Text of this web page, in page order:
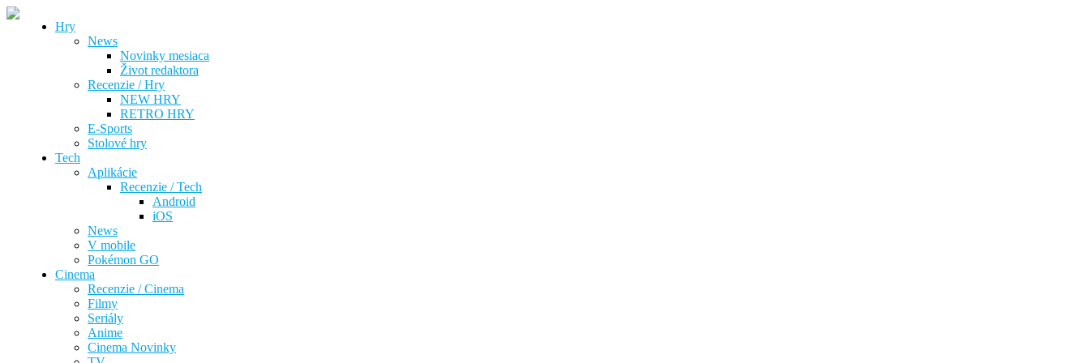
Hry
News
Novinky mesiaca
Život redaktora
Recenzie / Hry
NEW HRY
RETRO HRY
E-Sports
Stolové hry
Tech
Aplikácie
Recenzie / Tech
Android
iOS
News
V mobile
Pokémon GO
Cinema
Recenzie / Cinema
Filmy
Seriály
Anime
Cinema Novinky